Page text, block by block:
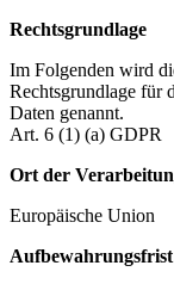
Rechtsgrundlage
Im Folgenden wird
Rechtsgrundlage für
Daten genannt.
Art. 6 (1) (a) GDPR
Ort der
Europäische Union
Aufbewahrungsfrist